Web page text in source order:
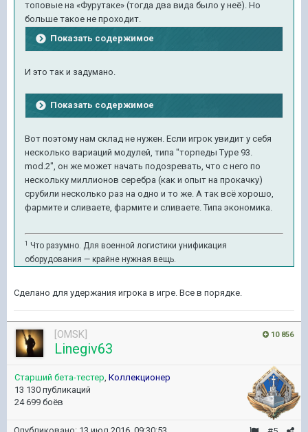
топовые на «Фурутаке» (тогда два вида было у неё). Но
больше такое не проходит.
Показать содержимое
И это так и задумано.
Показать содержимое
Вот поэтому нам склад не нужен. Если игрок увидит у себя
несколько вариаций модулей, типа "торпеды Type 93.
mod.2", он же может начать подозревать, что с него по
нескольку миллионов серебра (как и опыт на прокачку)
срубили несколько раз на одно и то же. А так всё хорошо,
фармите и сливаете, фармите и сливаете. Типа экономика.
1
Что разумно. Для военной логистики унификация
оборудования — крайне нужная вещь.
Сделано для удержания игрока в игре. Все в порядке.
10 856
[OMSK]
Linegiv63
Старший бета-тестер, Коллекционер
13 130 публикаций
24 699 боёв